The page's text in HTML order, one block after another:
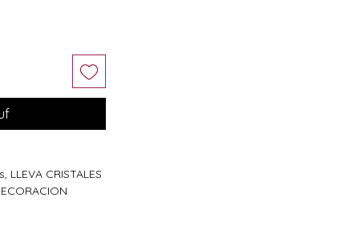
CRISTALES